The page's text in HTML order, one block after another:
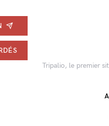
Tripalio, le premier